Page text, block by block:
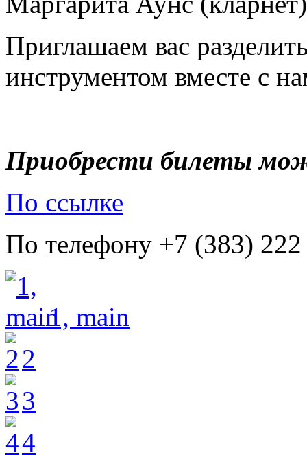
Приглашаем вас
инструментом вместе с
Приобрести билеты
По ссылке
По телефону +7 (383)
1, main
2
3
4